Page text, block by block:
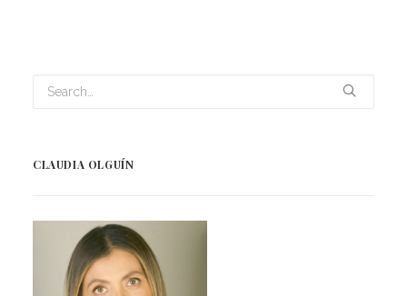
CLAUDIA OLGUÍN